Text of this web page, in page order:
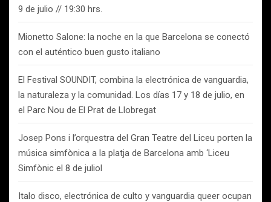
9 de julio // 19:30 hrs.
Mionetto Salone: la noche en la que Barcelona se conectó
con el auténtico buen gusto italiano
El Festival SOUNDIT, combina la electrónica de vanguardia,
la naturaleza y la comunidad. Los días 17 y 18 de julio, en
el Parc Nou de El Prat de Llobregat
Josep Pons i l’orquestra del Gran Teatre del Liceu porten la
música simfònica a la platja de Barcelona amb ‘Liceu
Simfònic el 8 de juliol
Italo disco, electrónica de culto y vanguardia queer ocupan